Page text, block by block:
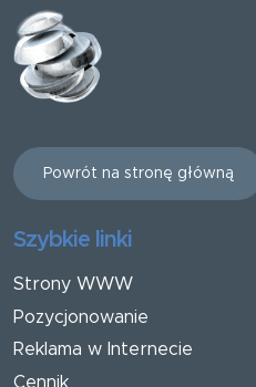
Powrót na stronę główną
Szybkie linki
Strony WWW
Pozycjonowanie
Reklama w Internecie
Cennik